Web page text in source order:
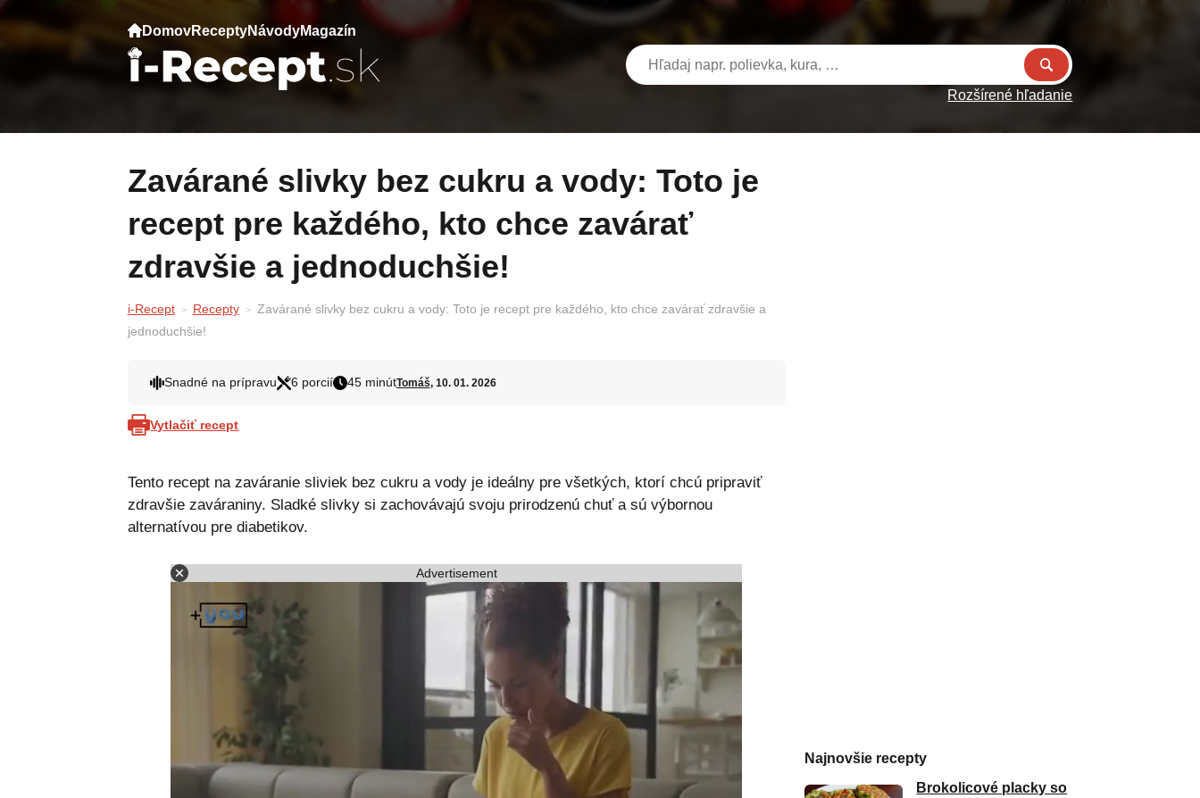
DomovReceptyNávodyMagazín
Rozšírené hľadanie
Zavárané slivky bez cukru a vody: Toto je
recept pre každého, kto chce zavárať
zdravšie a jednoduchšie!
i-Recept Recepty
Zavárané slivky bez cukru a vody: Toto je recept pre každého, kto chce zavárať zdravšie a
jednoduchšie!
Snadné na prípravu 6 porcií 45 minútTomáš, 10. 01. 2026
Vytlačiť recept
Tento recept na zaváranie sliviek bez cukru a vody je ideálny pre všetkých, ktorí chcú pripraviť
zdravšie zaváraniny. Sladké slivky si zachovávajú svoju prirodzenú chuť a sú výbornou
alternatívou pre diabetikov.
Advertisement
Najnovšie recepty
Brokolicové placky so